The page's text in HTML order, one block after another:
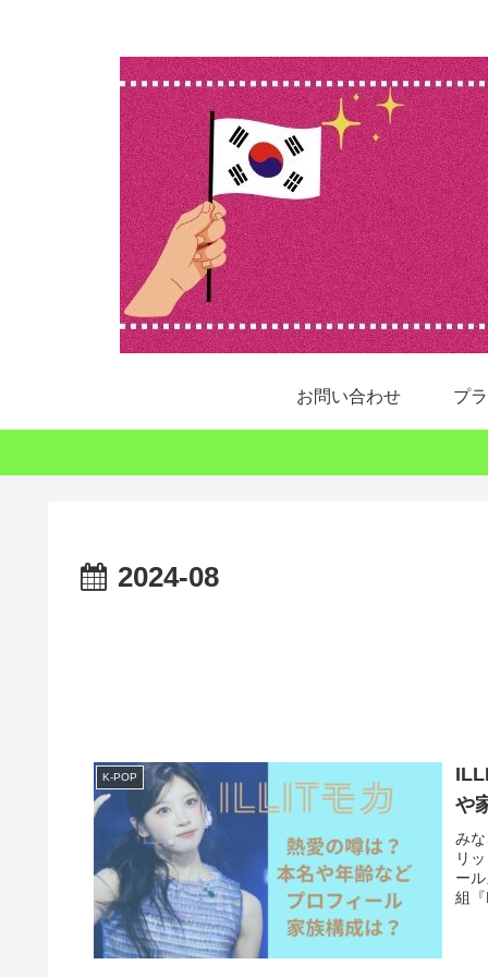
お問い合わせ プ
2024-08
K-POP
や
み
リ
ー
組